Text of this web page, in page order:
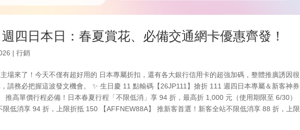
四日本日：春夏賞花、必備交通網卡優惠齊發！
|行銷
場來了！今天不僅有超好用的 日本專屬折扣，還有各大銀行信用卡的超強加碼，整體推廣誘因很
請務必把握這波發文機會。 ✨ 生日慶 11 點輸碼【26JP111】搶折 111 週四日本專屬＆新客神券
推高單價行程必備！日本春夏行程「不限低消」享 94 折，最高折 1,000 元（使用期限至 6/30）
限低消享 94 折，上限折抵 150 【AFFNEW88A】 推新客首選！新客全站不限低消享 88 折，上限